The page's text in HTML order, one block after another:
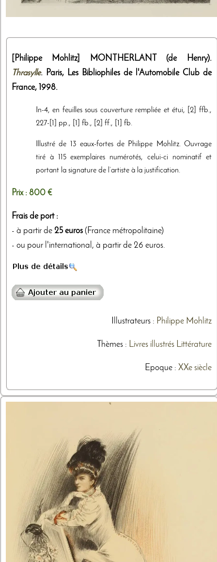
[Philippe Mohlitz]
MONTHERLANT (de Henry).
Thrasylle. Paris, Les Bibliophiles de l'Automobile Club de
France, 1998.
In-4, en feuilles sous couverture rempliée et étui, [2] ffb.,
227-[1] pp., [1] fb., [2] ff., [1] fb.
Illustré de 13 eaux-fortes de Philippe Mohlitz. Ouvrage
tiré à 115 exemplaires numérotés, celui-ci nominatif et
portant la signature de l’artiste à la justification.
Prix : 800 €
Frais de port :
- à partir de 25 euros (France métropolitaine)
- ou pour l'international, à partir de 26 euros.
Illustrateurs: Philippe Mohlitz
Thèmes: Livres illustrés Littérature
Epoque : XXe siècle